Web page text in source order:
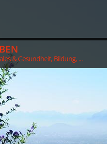
& Gesundheit, Bildung, ...